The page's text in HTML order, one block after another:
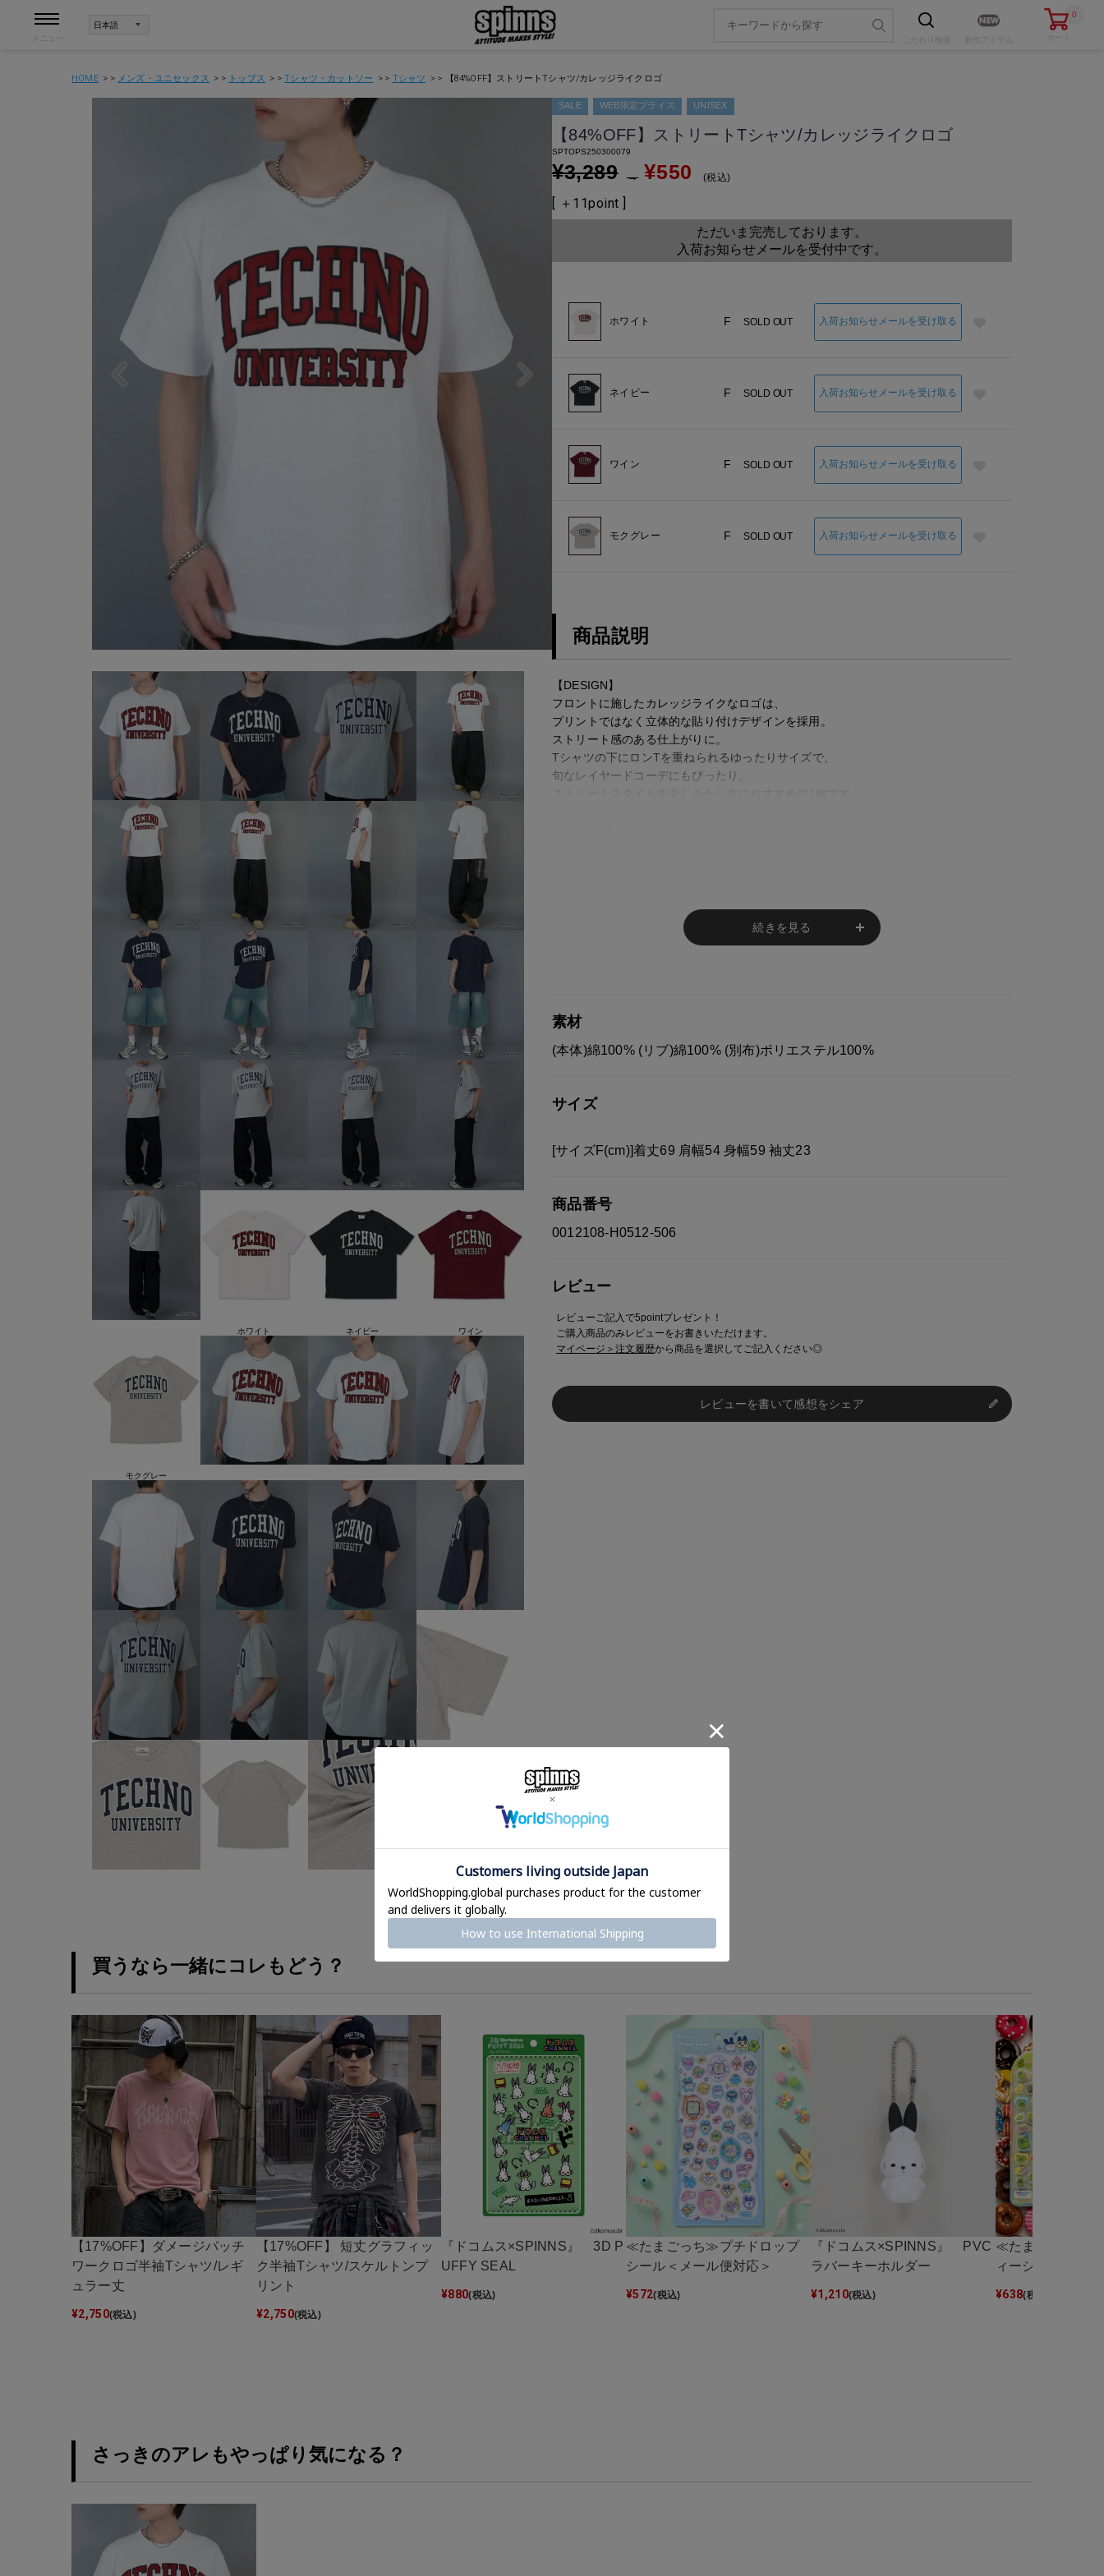
0
カート
HOME メンズ・ユニセックス トップス Tシャツ・カットソー Tシャツ 【84%OFF】ストリートTシャツ/カレッジライクロゴ
SALE WEB限定プライス UNISEX
【84%OFF】ストリートTシャツ/カレッジライクロゴ
SPTOPS250300079
¥3,289 → ¥550 税込
[ ＋ 11point ]
ただいま完売しております。
入荷お知らせメールを受付中です。
ホワイト F SOLD OUT 入荷お知らせメールを受け取る
ネイビー F SOLD OUT 入荷お知らせメールを受け取る
ワイン F SOLD OUT 入荷お知らせメールを受け取る
モクグレー F SOLD OUT 入荷お知らせメールを受け取る
商品説明
【DESIGN】
フロントに施したカレッジライクなロゴは、
プリントではなく立体的な貼り付けデザインを採用。
ストリート感のある仕上がりに。
Tシャツの下にロンTを重ねられるゆったりサイズで、
旬なレイヤードコーデにもぴったり。
あらかじめご了承ください。
す。 ご注文が殺到した場合ズレが生じ 欠品となる場合があります。
続きを見る
素材
(本体)綿100% (リブ)綿100% (別布)ポリエステル100%
サイズ
[サイズF(cm)]着丈69 肩幅54 身幅59 袖丈23
商品番号
0012108-H0512-506
レビュー
レビューご記入で5pointプレゼント！
ご購入商品のみレビューをお書きいただけます。
マイページ＞注文履歴から商品を選択してご記入ください◎
レビューを書いて感想をシェア
ホワイト ネイビー ワイン
モクグレー
買うなら一緒にコレもどう？
【17%OFF】ダメージパッチ
ワークロゴ半袖Tシャツ/レギ
ュラー丈
¥2,750(税込)
【17%OFF】 短丈グラフィッ
ク半袖Tシャツ/スケルトンプ
リント
¥2,750(税込)
『ドコムス×SPINNS』 3D P
UFFY SEAL
¥880(税込)
≪たまごっち≫プチドロップ
シール＜メール便対応＞
¥572(税込)
『ドコムス×SPINNS』 PVC
ラバーキーホルダー
¥1,210(税込)
≪たまごっち≫コ
ィーシール＜メ
¥638(税込)
さっきのアレもやっぱり気になる？